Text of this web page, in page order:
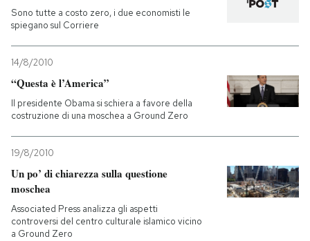
Sono tutte a costo zero, i due economisti le
spiegano sul Corriere
14/8/2010
“Questa è l’America”
Il presidente Obama si schiera a favore della
costruzione di una moschea a Ground Zero
19/8/2010
Un po’ di chiarezza sulla questione
moschea
Associated Press analizza gli aspetti
controversi del centro culturale islamico vicino
a Ground Zero